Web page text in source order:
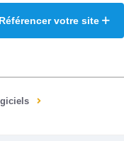
Référencer votre site